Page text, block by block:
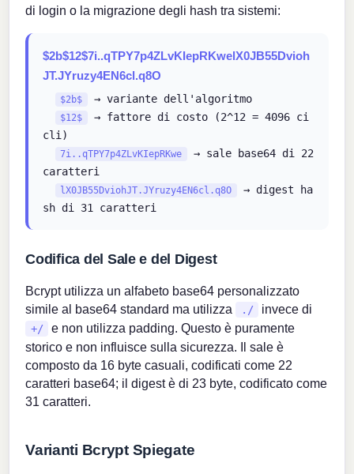
di login o la migrazione degli hash tra sistemi:
$2b$12$7i..qTPY7p4ZLvKIepRKwelX0JB55Dvioh
JT.JYruzy4EN6cl.q8O
$2b$ → variante dell'algoritmo
$12$
→ fattore di costo (2^12 = 4096 ci
cli)
7i..qTPY7p4ZLvKIepRKwe
→ sale base64 di 22
caratteri
lX0JB55DviohJT.JYruzy4EN6cl.q8O
→ digest ha
sh di 31 caratteri
Codifica del Sale e del Digest
Bcrypt utilizza un alfabeto base64 personalizzato
simile al base64 standard ma utilizza
./ invece di
+/
e non utilizza padding. Questo è puramente
storico e non influisce sulla sicurezza. Il sale è
composto da 16 byte casuali, codificati come 22
caratteri base64; il digest è di 23 byte, codificato come
31 caratteri.
Varianti Bcrypt Spiegate